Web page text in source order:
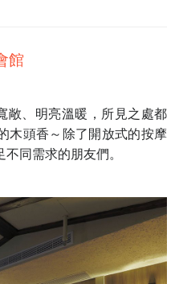
館
敞、明亮溫暖，所見之處都
木頭香～除了開放式的按摩
同需求的朋友們。